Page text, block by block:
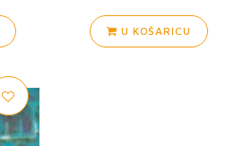
U KOŠARICU